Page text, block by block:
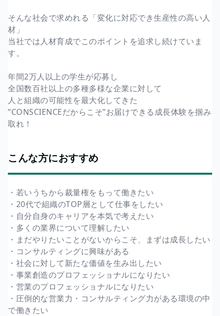
そんな社会で求めれる「変化に対応でき生産性の高い人
材」
当社では人材育成でこのポイントを追求し続けていま
す。
年間2万人以上の学生が応募し
全国数百社以上の多種多様な企業に対して
人と組織の可能性を最大化してきた
”CONSCIENCEだからこそ”お届けできる成長体験を掴み
取れ！
こんな方におすすめ
・若いうちから裁量権をもって働きたい
・20代で組織のTOP層として仕事をしたい
・自分自身のキャリアを本気で考えたい
・多くの業界について理解したい
・まだやりたいことがないからこそ、まずは成長したい
・コンサルティングに興味がある
・社会に対して新たな価値を生み出したい
・事業創造のプロフェッショナルになりたい
・営業のプロフェッショナルになりたい
・圧倒的な営業力・コンサルティング力がある環境の中
で働きたい